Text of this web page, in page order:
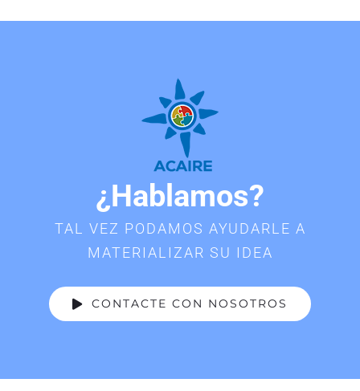
¿Hablamos?
TAL VEZ PODAMOS AYUDARLE A
MATERIALIZAR SU IDEA
CONTACTE CON NOSOTROS